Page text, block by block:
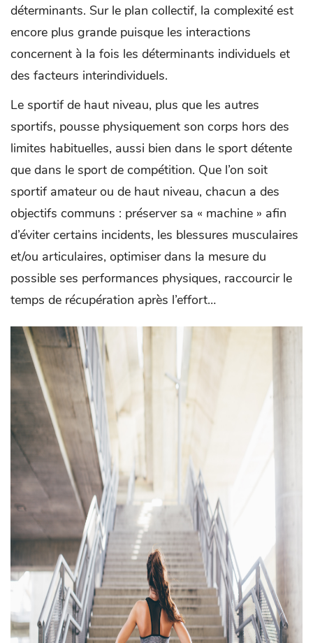
déterminants. Sur le plan collectif, la complexité est
encore plus grande puisque les interactions
concernent à la fois les déterminants individuels et
des facteurs interindividuels.
Le sportif de haut niveau, plus que les autres
sportifs, pousse physiquement son corps hors des
limites habituelles, aussi bien dans le sport détente
que dans le sport de compétition. Que l’on soit
sportif amateur ou de haut niveau, chacun a des
objectifs communs : préserver sa « machine » afin
d’éviter certains incidents, les blessures musculaires
et/ou articulaires, optimiser dans la mesure du
possible ses performances physiques, raccourcir le
temps de récupération après l’effort…